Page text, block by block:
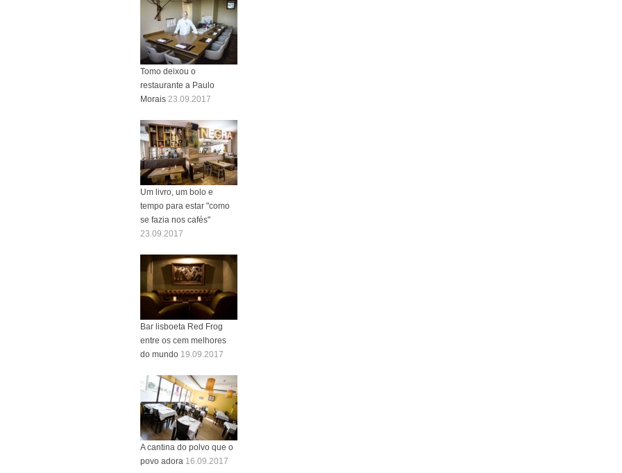
Tomo deixou o
restaurante a Paulo
Morais 23.09.2017
Um livro, um bolo e
tempo para estar "como
se fazia nos cafés"
23.09.2017
Bar lisboeta Red Frog
entre os cem melhores
do mundo 19.09.2017
A cantina do polvo que o
povo adora 16.09.2017